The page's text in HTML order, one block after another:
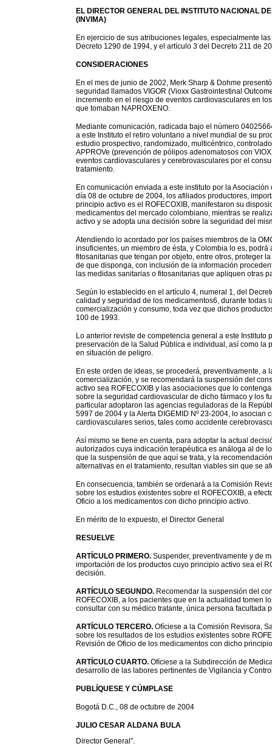
EL DIRECTOR GENERAL DEL INSTITUTO NACIONAL
(INVIMA)
En ejercicio de sus atribuciones legales, especialmente
Decreto 1290 de 1994, y el artículo 3 del Decreto 211 de
CONSIDERACIONES
En el mes de junio de 2002, Merk Sharp & Dohme
seguridad llamados VIGOR (Vioxx Gastrointestinal
incremento en el riesgo de eventos cardiovasculares en
que tomaban NAPROXENO.
Mediante comunicación, radicada bajo el número
a este Instituto el retiro voluntario a nivel mundial de su
estudio prospectivo, randomizado, multicéntrico,
APPROVe (prevención de pólipos adenomatosos con
eventos cardiovasculares y cerebrovasculares por el
tratamiento.
En comunicación enviada a este instituto por la
día 08 de octubre de 2004, los afiliados productores,
principio activo es el ROFECOXIB, manifestaron su
medicamentos del mercado colombiano, mientras se
activo y se adopta una decisión sobre la seguridad del
Atendiendo lo acordado por los países miembros de la
insuficientes, un miembro de ésta, y Colombia lo es,
fitosanitarias que tengan por objeto, entre otros, proteger
de que disponga, con inclusión de la información
las medidas sanitarias o fitosanitarias que apliquen otras
Según lo establecido en el artículo 4, numeral 1, del
calidad y seguridad de los medicamentos6, durante
comercialización y consumo, toda vez que dichos
100 de 1993.
Lo anterior reviste de competencia general a este
preservación de la Salud Pública e individual, así como
en situación de peligro.
En este orden de ideas, se procederá, preventivamente,
comercialización, y se recomendará la suspensión del
activo sea ROFECOXIB y las asociaciones que lo
sobre la seguridad cardiovascular de dicho fármaco y los
particular adoptaron las agencias reguladoras de la
5997 de 2004 y la Alerta DIGEMID Nº 23-2004, lo
cardiovasculares serios, tales como accidente
Así mismo se tiene en cuenta, para adoptar la actual
autorizados cuya indicación terapéutica es análoga al de
que la suspensión de que aquí se trata, y la
alternativas en el tratamiento, resultan viables sin que se
En consecuencia, también se ordenará a la Comisión
sobre los estudios existentes sobre el ROFECOXIB, a
Oficio a los medicamentos con dicho principio activo.
En mérito de lo expuesto, el Director General
RESUELVE
ARTÍCULO PRIMERO. Suspender, preventivamente y de
importación de los productos cuyo principio activo sea el
decisión.
ARTÍCULO SEGUNDO. Recomendar la suspensión del
ROFECOXIB, a los pacientes que en la actualidad tomen
consultar con su médico tratante, única persona facultada
ARTÍCULO TERCERO. Ofíciese a la Comisión Revisora,
sobre los resultados de los estudios existentes sobre
Revisión de Oficio de los medicamentos con dicho
ARTÍCULO CUARTO. Ofíciese a la Subdirección de
desarrollo de las labores pertinentes de Vigilancia y
PUBLÍQUESE Y CÚMPLASE
Bogotá D.C., 08 de octubre de 2004
JULIO CESAR ALDANA BULA
Director General”.